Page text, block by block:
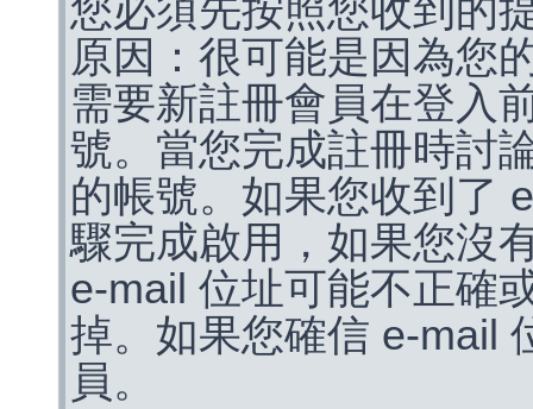
您必須先按照您收到的
原因：很可能是因為您
需要新註冊會員在登入
號。當您完成註冊時討
的帳號。如果您收到了
驟完成啟用，如果您沒
e-mail 位址可能不正確
掉。如果您確信 e-mail
員。